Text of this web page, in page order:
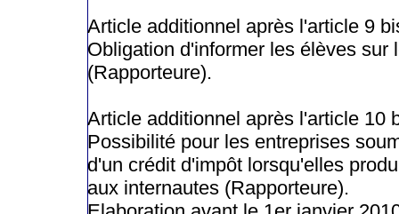
Article additionnel après l'article 9
Obligation d'informer les élèves sur
(Rapporteure).
Article additionnel après l'article 10
Possibilité pour les entreprises
d'un crédit d'impôt lorsqu'elles
aux internautes (Rapporteure).